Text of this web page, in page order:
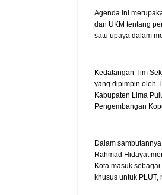
Agenda ini
dan UKM tentang
satu upaya dalam
Kedatangan Tim
yang dipimpin oleh
Kabupaten Lima
Pengembangan
Dalam
Rahmad Hidayat
Kota masuk
khusus untuk PLUT,